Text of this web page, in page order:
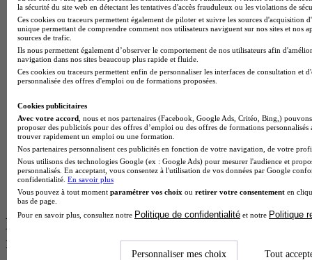
BTS Sp3s en alternance
Master CCA en alternance
BTS Ndrc en alternance
BTS Sam en alternance
Cap Fleuriste en alternance
BTS Sio en alternance
MSc Marketing Digital en alternance
Cap Electricien en alternance
BTS Gpn en alternance
BTS Domotique en alternance
BAC Pro Agora en alternance
BTS Sta en alternance
BTS Iris en alternance
BTS Tpl en alternance
BTS Ati en alternance
Les diplômes par filière les plus
recherchés
la sécurité du site web en détectant les tentatives d'accès frauduleux ou les violations de
Ces cookies ou traceurs permettent également de piloter et suivre les sources d'acquisition
unique permettant de comprendre comment nos utilisateurs naviguent sur nos sites et nos
sources de trafic.
Ils nous permettent également d’observer le comportement de nos utilisateurs afin
navigation dans nos sites beaucoup plus rapide et fluide.
Ces cookies ou traceurs permettent enfin de personnaliser les interfaces de consultation et
personnalisée des offres d'emploi ou de formations proposées.
Cookies publicitaires
Avec votre accord , nous et nos partenaires (Facebook, Google Ads, Critéo, Bing,)
proposer des publicités pour des offres d’emploi ou des offres de formations
trouver rapidement un emploi ou une formation.
Nos partenaires personnalisent ces publicités en fonction de votre navigation, de votre
Nous utilisons des technologies Google (ex : Google Ads) pour mesurer l'audience et
personnalisés. En acceptant, vous consentez à l'utilisation de vos données par Google
confidentialité. En savoir plus
Vous pouvez à tout moment paramétrer vos choix ou retirer votre consentement en
bas de page.
Pour en savoir plus, consultez notre Politique de confidentialité et notre Politique
Personnaliser mes choix Tout